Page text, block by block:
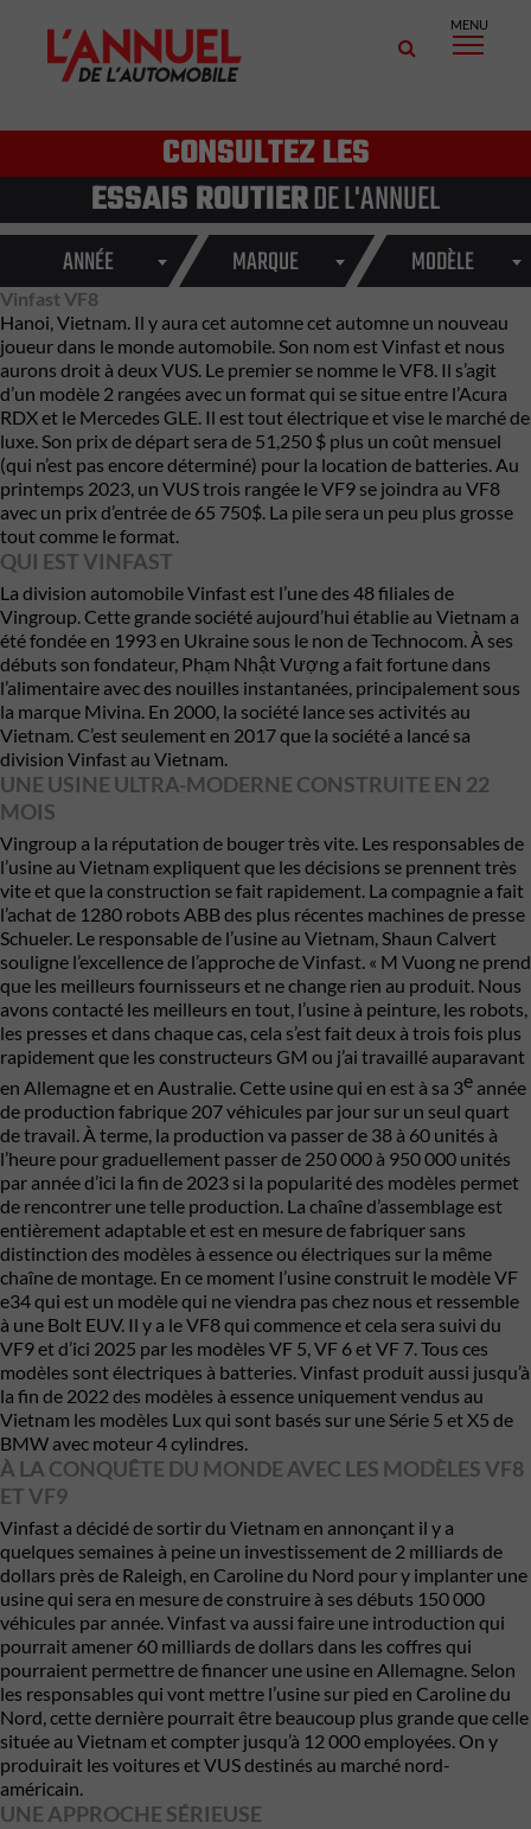
MENU
CONSULTEZ LES
ESSAIS ROUTIERDE L'ANNUEL
ANNÉE MARQUE MODÈLE
Vinfast VF8
Hanoi, Vietnam. Il y aura cet automne cet automne un nouveau
joueur dans le monde automobile. Son nom est Vinfast et nous
aurons droit à deux VUS. Le premier se nomme le VF8. Il s’agit
d’un modèle 2 rangées avec un format qui se situe entre l’Acura
RDX et le Mercedes GLE. Il est tout électrique et vise le marché de
luxe. Son prix de départ sera de 51,250 $ plus un coût mensuel
(qui n’est pas encore déterminé) pour la location de batteries. Au
printemps 2023, un VUS trois rangée le VF9 se joindra au VF8
avec un prix d’entrée de 65 750$. La pile sera un peu plus grosse
tout comme le format.
QUI EST VINFAST
La division automobile Vinfast est l’une des 48 filiales de
Vingroup. Cette grande société aujourd’hui établie au Vietnam a
été fondée en 1993 en Ukraine sous le non de Technocom. À ses
débuts son fondateur, Phạm Nhật Vượng a fait fortune dans
l’alimentaire avec des nouilles instantanées, principalement sous
la marque Mivina. En 2000, la société lance ses activités au
Vietnam. C’est seulement en 2017 que la société a lancé sa
division Vinfast au Vietnam.
UNE USINE ULTRA-MODERNE CONSTRUITE EN 22
MOIS
Vingroup a la réputation de bouger très vite. Les responsables de
l’usine au Vietnam expliquent que les décisions se prennent très
vite et que la construction se fait rapidement. La compagnie a fait
l’achat de 1280 robots ABB des plus récentes machines de presse
Schueler. Le responsable de l’usine au Vietnam, Shaun Calvert
souligne l’excellence de l’approche de Vinfast. « M Vuong ne prend
que les meilleurs fournisseurs et ne change rien au produit. Nous
avons contacté les meilleurs en tout, l’usine à peinture, les robots,
les presses et dans chaque cas, cela s’est fait deux à trois fois plus
rapidement que les constructeurs GM ou j’ai travaillé auparavant
en Allemagne et en Australie. Cette usine qui en est à sa 3e année
de production fabrique 207 véhicules par jour sur un seul quart
de travail. À terme, la production va passer de 38 à 60 unités à
l’heure pour graduellement passer de 250 000 à 950 000 unités
par année d’ici la fin de 2023 si la popularité des modèles permet
de rencontrer une telle production. La chaîne d’assemblage est
entièrement adaptable et est en mesure de fabriquer sans
distinction des modèles à essence ou électriques sur la même
chaîne de montage. En ce moment l’usine construit le modèle VF
e34 qui est un modèle qui ne viendra pas chez nous et ressemble
à une Bolt EUV. Il y a le VF8 qui commence et cela sera suivi du
VF9 et d’ici 2025 par les modèles VF 5, VF 6 et VF 7. Tous ces
modèles sont électriques à batteries. Vinfast produit aussi jusqu’à
la fin de 2022 des modèles à essence uniquement vendus au
Vietnam les modèles Lux qui sont basés sur une Série 5 et X5 de
BMW avec moteur 4 cylindres.
À LA CONQUÊTE DU MONDE AVEC LES MODÈLES VF8
ET VF9
Vinfast a décidé de sortir du Vietnam en annonçant il y a
quelques semaines à peine un investissement de 2 milliards de
dollars près de Raleigh, en Caroline du Nord pour y implanter une
usine qui sera en mesure de construire à ses débuts 150 000
véhicules par année. Vinfast va aussi faire une introduction qui
pourrait amener 60 milliards de dollars dans les coffres qui
pourraient permettre de financer une usine en Allemagne. Selon
les responsables qui vont mettre l’usine sur pied en Caroline du
Nord, cette dernière pourrait être beaucoup plus grande que celle
située au Vietnam et compter jusqu’à 12 000 employées. On y
produirait les voitures et VUS destinés au marché nord-
américain.
UNE APPROCHE SÉRIEUSE